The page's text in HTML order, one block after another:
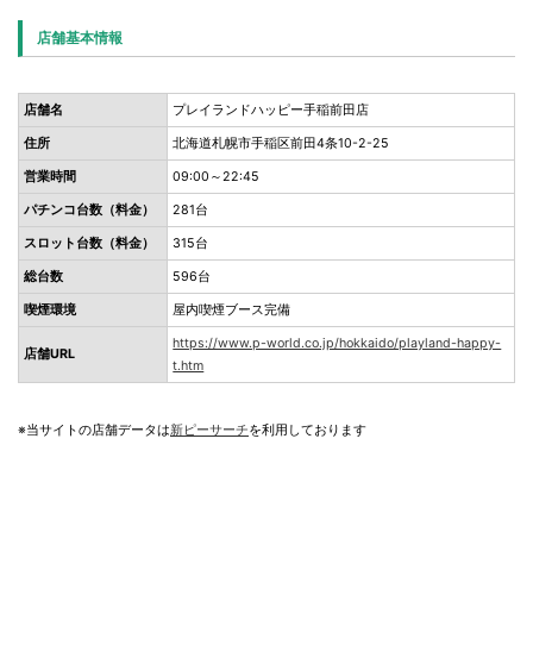
店舗基本情報
店舗名 プレイランドハッピー手稲前田店
住所 北海道札幌市手稲区前田4条10-2-25
営業時間 09:00～22:45
パチンコ台数（料金） 281台
スロット台数（料金） 315台
総台数 596台
喫煙環境 屋内喫煙ブース完備
店舗URL
https://www.p-world.co.jp/hokkaido/playland-happy-
t.htm
※当サイトの店舗データは新ピーサーチを利用しております